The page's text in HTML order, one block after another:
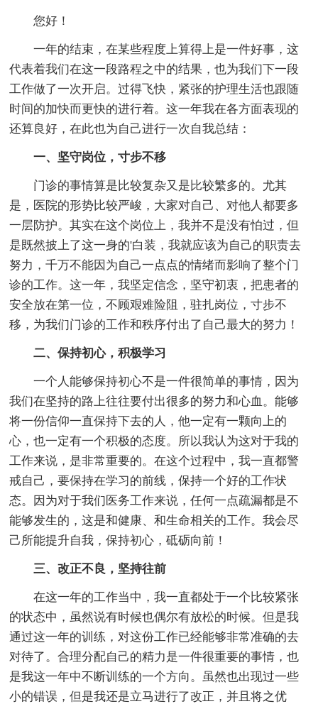
您好！
一年的结束，在某些程度上算得上是一件好事，这
代表着我们在这一段路程之中的结果，也为我们下一段
工作做了一次开启。过得飞快，紧张的护理生活也跟随
时间的加快而更快的进行着。这一年我在各方面表现的
还算良好，在此也为自己进行一次自我总结：
一、坚守岗位，寸步不移
门诊的事情算是比较复杂又是比较繁多的。尤其
是，医院的形势比较严峻，大家对自己、对他人都要多
一层防护。其实在这个岗位上，我并不是没有怕过，但
是既然披上了这一身的'白装，我就应该为自己的职责去
努力，千万不能因为自己一点点的情绪而影响了整个门
诊的工作。这一年，我坚定信念，坚守初衷，把患者的
安全放在第一位，不顾艰难险阻，驻扎岗位，寸步不
移，为我们门诊的工作和秩序付出了自己最大的努力！
二、保持初心，积极学习
一个人能够保持初心不是一件很简单的事情，因为
我们在坚持的路上往往要付出很多的努力和心血。能够
将一份信仰一直保持下去的人，他一定有一颗向上的
心，也一定有一个积极的态度。所以我认为这对于我的
工作来说，是非常重要的。在这个过程中，我一直都警
戒自己，要保持在学习的前线，保持一个好的工作状
态。因为对于我们医务工作来说，任何一点疏漏都是不
能够发生的，这是和健康、和生命相关的工作。我会尽
己所能提升自我，保持初心，砥砺向前！
三、改正不良，坚持往前
在这一年的工作当中，我一直都处于一个比较紧张
的状态中，虽然说有时候也偶尔有放松的时候。但是我
通过这一年的训练，对这份工作已经能够非常准确的去
对待了。合理分配自己的精力是一件很重要的事情，也
是我这一年中不断训练的一个方向。虽然也出现过一些
小的错误，但是我还是立马进行了改正，并且将之优